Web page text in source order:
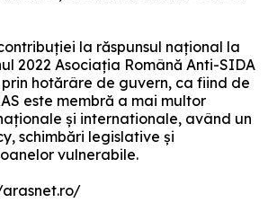
la răspunsul național la
2022 Asociația Română Anti-SIDA
hotărâre de guvern, ca fiind de
este membră a mai multor
și internationale, având un
schimbări legislative și
vulnerabile.